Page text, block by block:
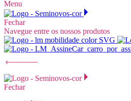
Menu
Fechar
Navegue entre os nossos produtos
Fechar